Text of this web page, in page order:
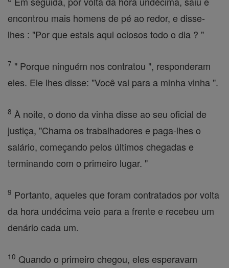
encontrou mais homens de pé ao redor, e disse-
lhes : "Por que estais aqui ociosos todo o dia ? "
7 " Porque ninguém nos contratou ", responderam
eles. Ele lhes disse: "Você vai para a minha vinha ".
8 À noite, o dono da vinha disse ao seu oficial de
justiça, "Chama os trabalhadores e paga-lhes o
salário, começando pelos últimos chegadas e
terminando com o primeiro lugar. "
9 Portanto, aqueles que foram contratados por volta
da hora undécima veio para a frente e recebeu um
denário cada um.
10 Quando o primeiro chegou, eles esperavam